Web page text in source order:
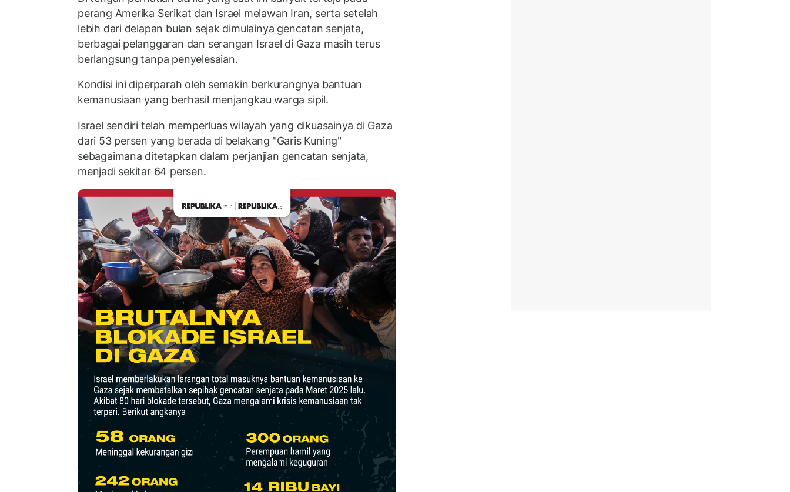
perang Amerika Serikat dan Israel melawan Iran, serta setelah
lebih dari delapan bulan sejak dimulainya gencatan senjata,
berbagai pelanggaran dan serangan Israel di Gaza masih terus
berlangsung tanpa penyelesaian.
Kondisi ini diperparah oleh semakin berkurangnya bantuan
kemanusiaan yang berhasil menjangkau warga sipil.
Israel sendiri telah memperluas wilayah yang dikuasainya di Gaza
dari 53 persen yang berada di belakang "Garis Kuning"
sebagaimana ditetapkan dalam perjanjian gencatan senjata,
menjadi sekitar 64 persen.